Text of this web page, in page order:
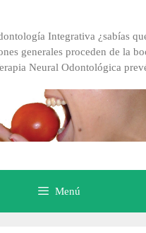
Integrativa ¿sabías
generales proceden de la
Neural Odontológica
Menú